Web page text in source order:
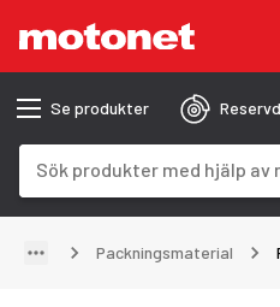
Se produkter
Packningsmaterial